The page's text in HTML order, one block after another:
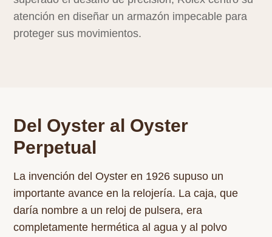
atención en diseñar un armazón impecable para
proteger sus movimientos.
Del Oyster al Oyster
Perpetual
La invención del Oyster en 1926 supuso un
importante avance en la relojería. La caja, que
daría nombre a un reloj de pulsera, era
completamente hermética al agua y al polvo